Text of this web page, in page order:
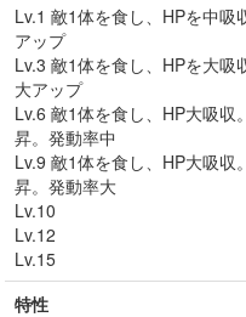
Lv.1 敵1体を食し、HPを中
アップ
Lv.3 敵1体を食し、HPを大
大アップ
Lv.6 敵1体を食し、HP大吸
昇。発動率中
Lv.9 敵1体を食し、HP大吸
昇。発動率大
Lv.10
Lv.12
Lv.15
特性